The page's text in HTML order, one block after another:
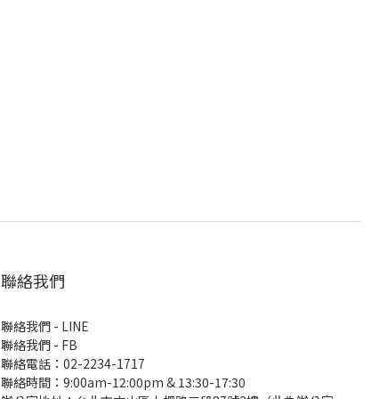
聯絡我們
聯絡我們 - LINE
聯絡我們 - FB
聯絡電話：02-2234-1717
聯絡時間：9:00am-12:00pm & 13:30-17:30